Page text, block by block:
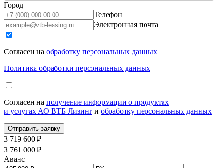
Город
Телефон
Электронная почта
Согласен на обработку персональных данных
Политика обработки персональных данных
Согласен на получение информации о продуктах
и услугах АО ВТБ Лизинг и обработку персональных данных
3 719 600 ₽
3 761 000 ₽
Аванс